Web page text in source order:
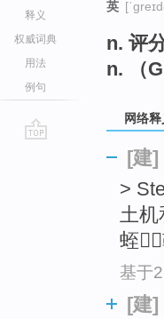
释义
权威词典
用法
例句
英
n. 评
n. （
网络释
[建]
>
土机
蛭
基于
[建]